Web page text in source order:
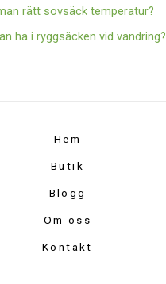
rätt sovsäck temperatur?
ha i ryggsäcken vid vandring?
Hem
Butik
Blogg
Om oss
Kontakt